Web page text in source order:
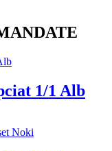
1/1 Alb